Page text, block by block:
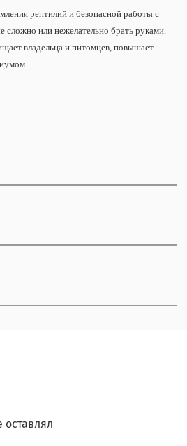
рептилий и безопасной работы с
сложно или нежелательно брать руками.
владельца и питомцев, повышает